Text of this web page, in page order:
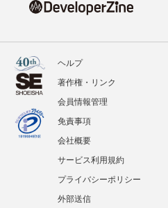
ヘルプ
著作権・リンク
会員情報管理
免責事項
会社概要
サービス利用規約
プライバシーポリシー
外部送信